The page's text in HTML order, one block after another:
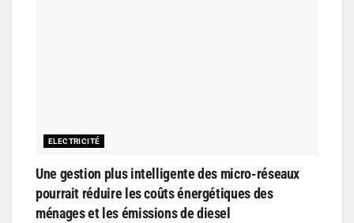
ELECTRICITÉ
Une gestion plus intelligente des micro-réseaux
pourrait réduire les coûts énergétiques des
ménages et les émissions de diesel